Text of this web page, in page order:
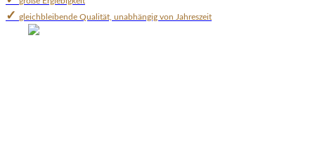
✓ gleichbleibende Qualität, unabhängig von Jahreszeit